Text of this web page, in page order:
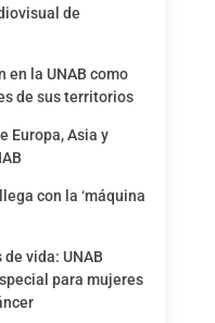
de
en la UNAB como
de sus territorios
Europa, Asia y
con la ‘máquina
vida: UNAB
para mujeres